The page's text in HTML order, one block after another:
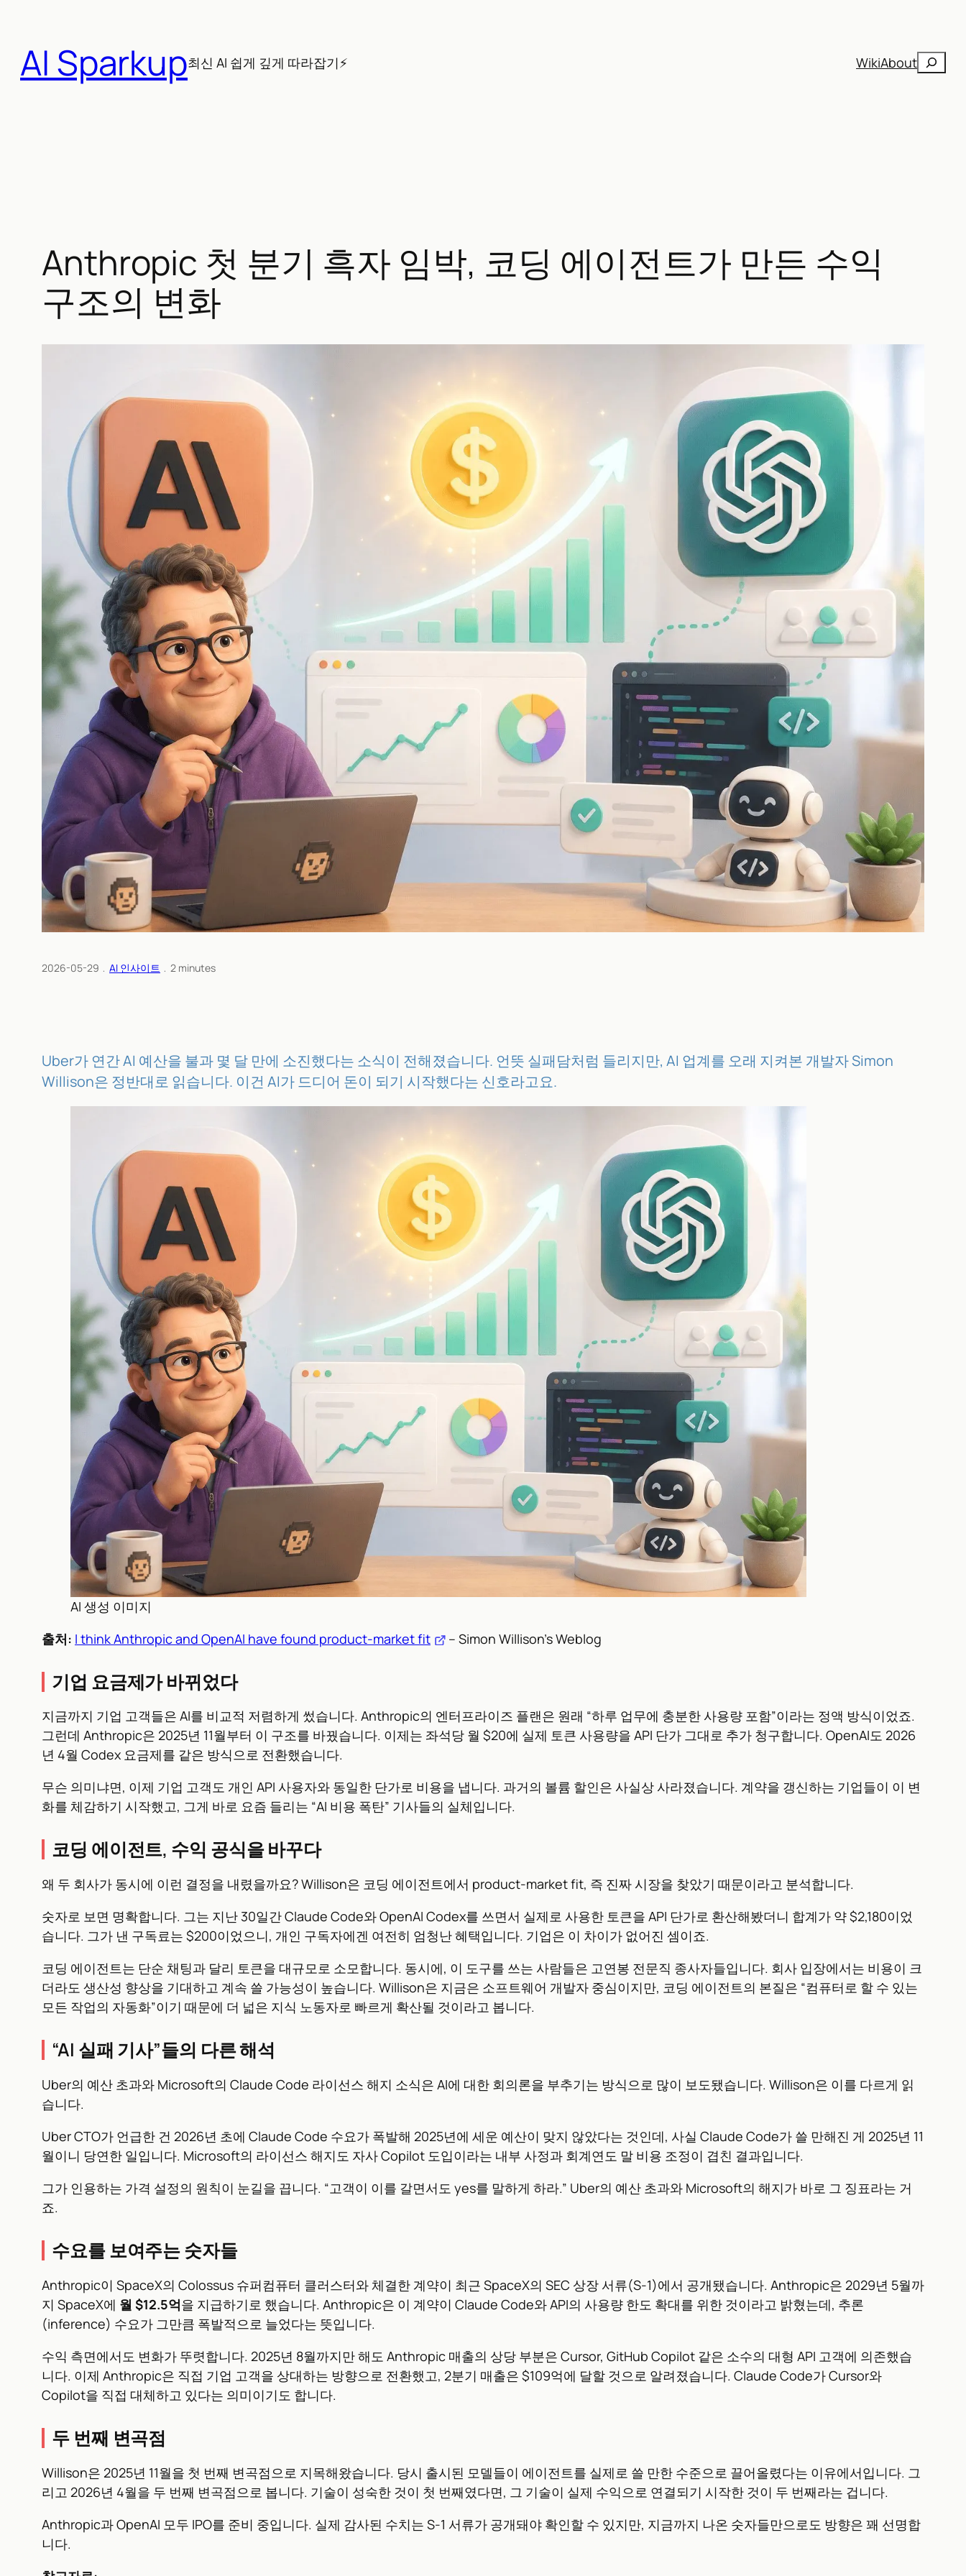
AI Sparkup최신 AI 쉽게 깊게 따라잡기⚡ WikiAbout검
Anthropic 첫 분기 흑자 임박, 코딩 에이전트가 만든 수익
구조의 변화
2026-05-29 ﹒ AI 인사이트 ﹒ 2 minutes
Uber가 연간 AI 예산을 불과 몇 달 만에 소진했다는 소식이 전해졌습니다. 언뜻 실패담처럼 들리지만, AI 업계를 오래 지켜본 개발자 Simon
Willison은 정반대로 읽습니다. 이건 AI가 드디어 돈이 되기 시작했다는 신호라고요.
AI 생성 이미지
출처: I think Anthropic and OpenAI have found product-market fit – Simon Willison’s Weblog
기업 요금제가 바뀌었다
지금까지 기업 고객들은 AI를 비교적 저렴하게 썼습니다. Anthropic의 엔터프라이즈 플랜은 원래 “하루 업무에 충분한 사용량 포함”이라는 정액 방식이었죠.
그런데 Anthropic은 2025년 11월부터 이 구조를 바꿨습니다. 이제는 좌석당 월 $20에 실제 토큰 사용량을 API 단가 그대로 추가 청구합니다. OpenAI도 2026
년 4월 Codex 요금제를 같은 방식으로 전환했습니다.
무슨 의미냐면, 이제 기업 고객도 개인 API 사용자와 동일한 단가로 비용을 냅니다. 과거의 볼륨 할인은 사실상 사라졌습니다. 계약을 갱신하는 기업들이 이 변
화를 체감하기 시작했고, 그게 바로 요즘 들리는 “AI 비용 폭탄” 기사들의 실체입니다.
코딩 에이전트, 수익 공식을 바꾸다
왜 두 회사가 동시에 이런 결정을 내렸을까요? Willison은 코딩 에이전트에서 product-market fit, 즉 진짜 시장을 찾았기 때문이라고 분석합니다.
숫자로 보면 명확합니다. 그는 지난 30일간 Claude Code와 OpenAI Codex를 쓰면서 실제로 사용한 토큰을 API 단가로 환산해봤더니 합계가 약 $2,180이었
습니다. 그가 낸 구독료는 $200이었으니, 개인 구독자에겐 여전히 엄청난 혜택입니다. 기업은 이 차이가 없어진 셈이죠.
코딩 에이전트는 단순 채팅과 달리 토큰을 대규모로 소모합니다. 동시에, 이 도구를 쓰는 사람들은 고연봉 전문직 종사자들입니다. 회사 입장에서는 비용이 크
더라도 생산성 향상을 기대하고 계속 쓸 가능성이 높습니다. Willison은 지금은 소프트웨어 개발자 중심이지만, 코딩 에이전트의 본질은 “컴퓨터로 할 수 있는
모든 작업의 자동화”이기 때문에 더 넓은 지식 노동자로 빠르게 확산될 것이라고 봅니다.
“AI 실패 기사”들의 다른 해석
Uber의 예산 초과와 Microsoft의 Claude Code 라이선스 해지 소식은 AI에 대한 회의론을 부추기는 방식으로 많이 보도됐습니다. Willison은 이를 다르게 읽
습니다.
Uber CTO가 언급한 건 2026년 초에 Claude Code 수요가 폭발해 2025년에 세운 예산이 맞지 않았다는 것인데, 사실 Claude Code가 쓸 만해진 게 2025년 11
월이니 당연한 일입니다. Microsoft의 라이선스 해지도 자사 Copilot 도입이라는 내부 사정과 회계연도 말 비용 조정이 겹친 결과입니다.
그가 인용하는 가격 설정의 원칙이 눈길을 끕니다. “고객이 이를 갈면서도 yes를 말하게 하라.” Uber의 예산 초과와 Microsoft의 해지가 바로 그 징표라는 거
죠.
수요를 보여주는 숫자들
Anthropic이 SpaceX의 Colossus 슈퍼컴퓨터 클러스터와 체결한 계약이 최근 SpaceX의 SEC 상장 서류(S-1)에서 공개됐습니다. Anthropic은 2029년 5월까
지 SpaceX에 월 $12.5억을 지급하기로 했습니다. Anthropic은 이 계약이 Claude Code와 API의 사용량 한도 확대를 위한 것이라고 밝혔는데, 추론
(inference) 수요가 그만큼 폭발적으로 늘었다는 뜻입니다.
수익 측면에서도 변화가 뚜렷합니다. 2025년 8월까지만 해도 Anthropic 매출의 상당 부분은 Cursor, GitHub Copilot 같은 소수의 대형 API 고객에 의존했습
니다. 이제 Anthropic은 직접 기업 고객을 상대하는 방향으로 전환했고, 2분기 매출은 $109억에 달할 것으로 알려졌습니다. Claude Code가 Cursor와
Copilot을 직접 대체하고 있다는 의미이기도 합니다.
두 번째 변곡점
Willison은 2025년 11월을 첫 번째 변곡점으로 지목해왔습니다. 당시 출시된 모델들이 에이전트를 실제로 쓸 만한 수준으로 끌어올렸다는 이유에서입니다. 그
리고 2026년 4월을 두 번째 변곡점으로 봅니다. 기술이 성숙한 것이 첫 번째였다면, 그 기술이 실제 수익으로 연결되기 시작한 것이 두 번째라는 겁니다.
Anthropic과 OpenAI 모두 IPO를 준비 중입니다. 실제 감사된 수치는 S-1 서류가 공개돼야 확인할 수 있지만, 지금까지 나온 숫자들만으로도 방향은 꽤 선명합
니다.